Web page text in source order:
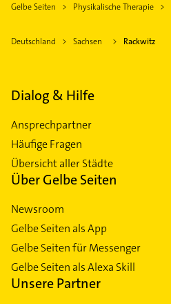
Gelbe Seiten Physikalische Therapie
Deutschland Sachsen Rackwitz
Dialog & Hilfe
Ansprechpartner
Häufige Fragen
Übersicht aller Städte
Über Gelbe Seiten
Newsroom
Gelbe Seiten als App
Gelbe Seiten für Messenger
Gelbe Seiten als Alexa Skill
Unsere Partner